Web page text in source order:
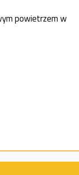
powietrzem w